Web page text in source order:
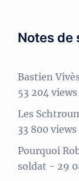
Notes de
Bastien
53 204 views
Les
33 800 views
Pourquoi
soldat - 29